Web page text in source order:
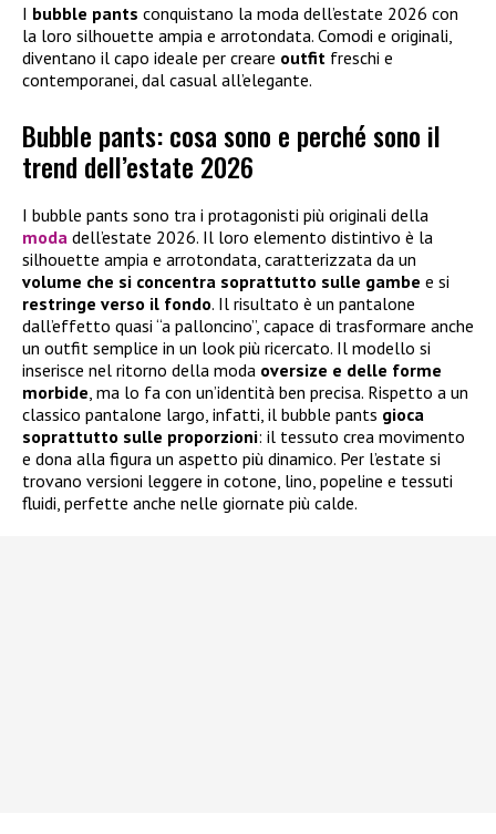
I bubble pants conquistano la moda dell’estate 2026 con
la loro silhouette ampia e arrotondata. Comodi e originali,
diventano il capo ideale per creare outfit freschi e
contemporanei, dal casual all’elegante.
Bubble pants: cosa sono e perché sono il
trend dell’estate 2026
I bubble pants sono tra i protagonisti più originali della
moda dell’estate 2026. Il loro elemento distintivo è la
silhouette ampia e arrotondata, caratterizzata da un
volume che si concentra soprattutto sulle gambe e si
restringe verso il fondo. Il risultato è un pantalone
dall’effetto quasi “a palloncino”, capace di trasformare anche
un outfit semplice in un look più ricercato. Il modello si
inserisce nel ritorno della moda oversize e delle forme
morbide, ma lo fa con un’identità ben precisa. Rispetto a un
classico pantalone largo, infatti, il bubble pants gioca
soprattutto sulle proporzioni: il tessuto crea movimento
e dona alla figura un aspetto più dinamico. Per l’estate si
trovano versioni leggere in cotone, lino, popeline e tessuti
fluidi, perfette anche nelle giornate più calde.